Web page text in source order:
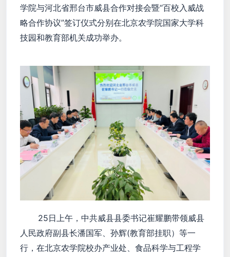
学院与河北省邢台市威县合作对接会暨“百校入威战
略合作协议”签订仪式分别在北京农学院国家大学科
技园和教育部机关成功举办。
25日上午，中共威县县委书记崔耀鹏带领威县
人民政府副县长潘国军、孙辉(教育部挂职）等一
行，在北京农学院校办产业处、食品科学与工程学